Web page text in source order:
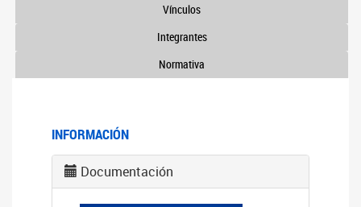
Vínculos
Integrantes
Normativa
INFORMACIÓN
Documentación